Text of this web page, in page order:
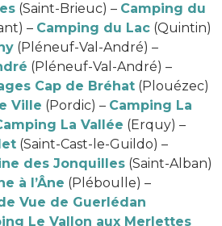
(Saint-Brieuc) – Camping du
– Camping du Lac (Quintin)
(Pléneuf-Val-André) –
(Pléneuf-Val-André) –
Cap de Bréhat (Plouézec)
Ville (Pordic) – Camping La
La Vallée (Erquy) –
(Saint-Cast-le-Guildo) –
des Jonquilles (Saint-Alban)
à l’Âne (Pléboulle) –
Vue de Guerlédan
Le Vallon aux Merlettes